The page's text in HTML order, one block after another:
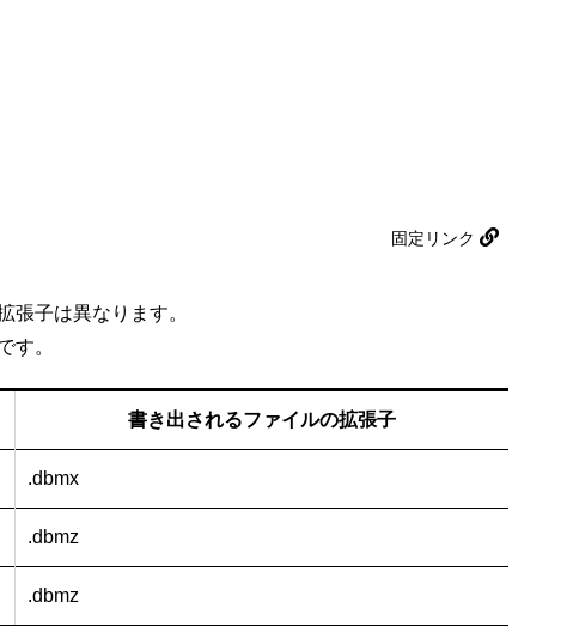
固定リンク
張子は異なります。
す。
書き出されるファイルの拡張子
.dbmx
.dbmz
.dbmz